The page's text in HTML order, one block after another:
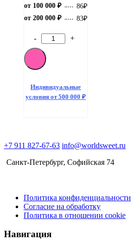
от 100 000 ₽
86₽
от 200 000 ₽
83₽
Количество
товара
Pocky
Strawberry
gr
(10)
- +
Индивидуальные
условия от 500 000 ₽
+7 911 827-67-63 info@worldsweet.ru
Санкт-Петербург​, Софийская 74
Политика конфиденциальности
Согласие на обработку
Политика в отношении cookie
Навигация